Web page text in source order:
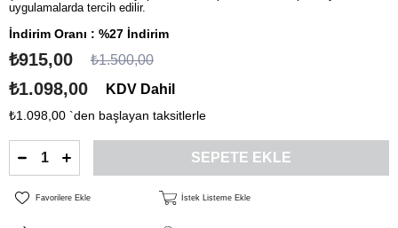
uygulamalarda tercih edilir.
İndirim Oranı : %27 İndirim
₺1.500,00
₺915,00
KDV Dahil
₺1.098,00
₺1.098,00 `den başlayan taksitlerle
Favorilere Ekle İstek Listeme Ekle